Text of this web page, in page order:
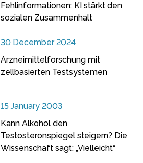
Fehlinformationen: KI stärkt den
sozialen Zusammenhalt
30 December 2024
Arzneimittelforschung mit
zellbasierten Testsystemen
15 January 2003
Kann Alkohol den
Testosteronspiegel steigern? Die
Wissenschaft sagt: „Vielleicht“